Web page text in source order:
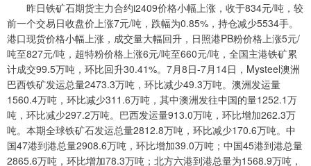
昨日铁矿石期货主力合约i2409价格小幅上涨，收于834元/吨，较
前一个交易日收盘价上涨7元/吨，跌幅为0.85%，持仓减少5534手。
港口现货价格小幅上涨，成交量大幅回升，日照港PB粉价格上涨5元/
吨至827元/吨，超特粉价格上涨6元/吨至660元/吨，全国主港铁矿累
计成交99.5万吨，环比回升30.41%。7月8日-7月14日，Mysteel澳洲
巴西铁矿发运总量2473.3万吨，环比减少49.3万吨。澳洲发运量
1560.4万吨，环比减少311.6万吨，其中澳洲发往中国的量1252.1万
吨，环比减少297.2万吨。巴西发运量913.0万吨，环比增加262.3万
吨。本期全球铁矿石发运总量2812.8万吨，环比减少170.6万吨。中
国47港到港总量2908.6万吨，环比增加39.0万吨；中国45港到港总量
2865.6万吨，环比增加78.3万吨；北方六港到港总量为1568.9万吨，